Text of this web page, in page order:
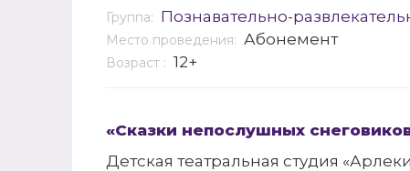
Группа: Познавательно-
Место проведения: Абонемент
Возраст : 12+
«Сказки непослушных
Детская театральная студия